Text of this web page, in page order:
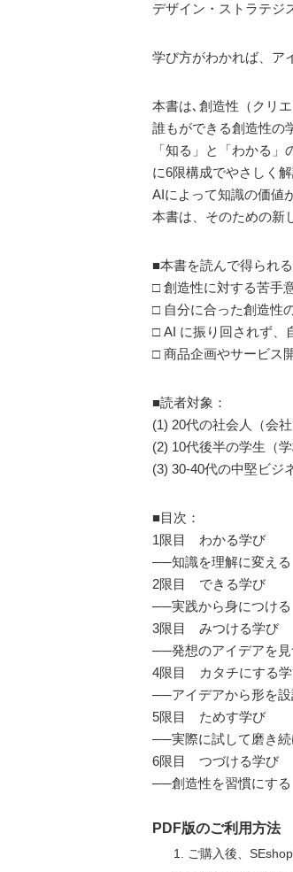
デザイン・ストラテジ
学び方がわかれば、ア
本書は､創造性（クリ
誰もができる創造性の
「知る」と「わかる
に6限構成でやさしく解
AIによって知識の価値
本書は、そのための新
■本書を読んで得られる
□ 創造性に対する苦手
□ 自分に合った創造性
□ AI に振り回されず、
□ 商品企画やサービス
■読者対象：
(1) 20代の社会人（会
(2) 10代後半の学生（
(3) 30-40代の中堅ビジ
■目次：
1限目 わかる学び
──知識を理解に変える
2限目 できる学び
──実践から身につける
3限目 みつける学び
──発想のアイデアを見
4限目 カタチにする
──アイデアから形を設
5限目 ためす学び
──実際に試して磨き続
6限目 つづける学び
──創造性を習慣にする
PDF版のご利用方法
ご購入後、